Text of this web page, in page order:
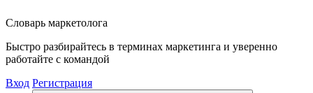
Словарь маркетолога
Быстро разбирайтесь в терминах маркетинга и уверенно
работайте с командой
Вход Регистрация